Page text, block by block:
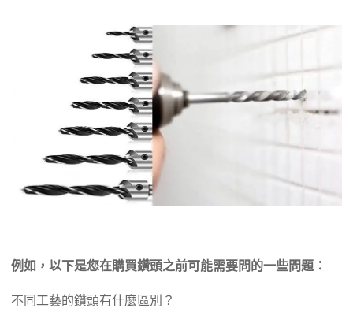
例如，以下是您在購買鑽頭之前可能需要問的一些問題：
不同工藝的鑽頭有什麼區別？